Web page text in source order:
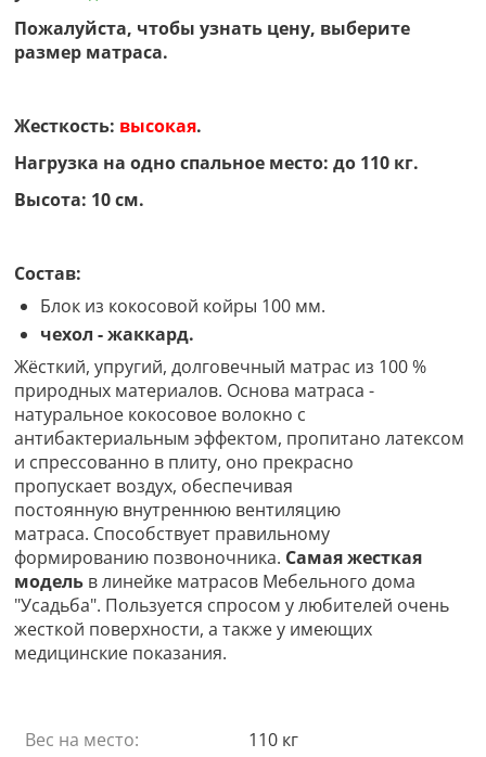
Пожалуйста, чтобы узнать цену, выберите
размер матраса.
Жесткость: высокая.
Нагрузка на одно спальное место: до 110 кг.
Высота: 10 см.
Состав:
Блок из кокосовой койры 100 мм.
чехол - жаккард.
Жёсткий, упругий, долговечный матрас из 100 %
природных материалов. Основа матраса -
натуральное кокосовое волокно с
антибактериальным эффектом, пропитано латексом
и спрессованно в плиту, оно прекрасно
пропускает воздух, обеспечивая
постоянную внутреннюю вентиляцию
матраса. Способствует правильному
формированию позвоночника. Самая жесткая
модель в линейке матрасов Мебельного дома
"Усадьба". Пользуется спросом у любителей очень
жесткой поверхности, а также у имеющих
медицинские показания.
Вес на место:
110 кг